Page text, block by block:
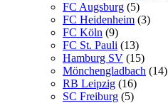
FC Augsburg (5)
FC Heidenheim (3)
FC Köln (9)
FC St. Pauli (13)
Hamburg SV (15)
Mönchengladbach (14)
RB Leipzig (16)
SC Freiburg (5)